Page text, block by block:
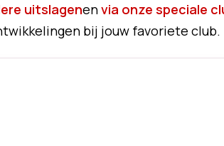
uitslagenenvia onze speciale
bij jouw favoriete club.